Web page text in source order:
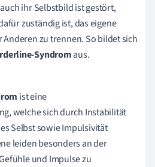
ihr Selbstbild ist gestört,
zuständig ist, das eigene
Anderen zu trennen. So bildet sich
Syndromaus.
ist eine
welche sich durch Instabilität
Selbst sowie Impulsivität
leiden besonders an der
und Impulse zu